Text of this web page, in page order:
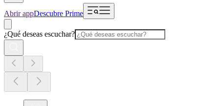
Abrir appDescubre Prime
¿Qué deseas escuchar?